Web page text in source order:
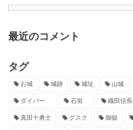
最近のコメント
タグ
お城 城跡 城址 山城
ダイバー 石垣 織田信長
真田十勇士 グスク 御嶽